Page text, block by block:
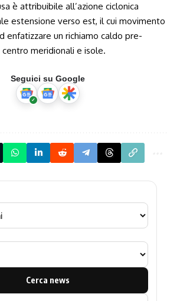
è attribuibile all’azione ciclonica
estensione verso est, il cui movimento
enfatizzare un richiamo caldo pre-
meridionali e isole.
Seguici su Google
Cerca news